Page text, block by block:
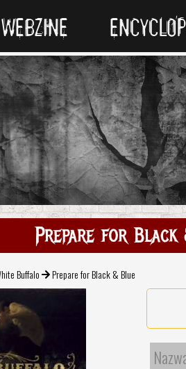
WEBZINE
Prepare for Black
Buffalo Prepare for Black & Blue